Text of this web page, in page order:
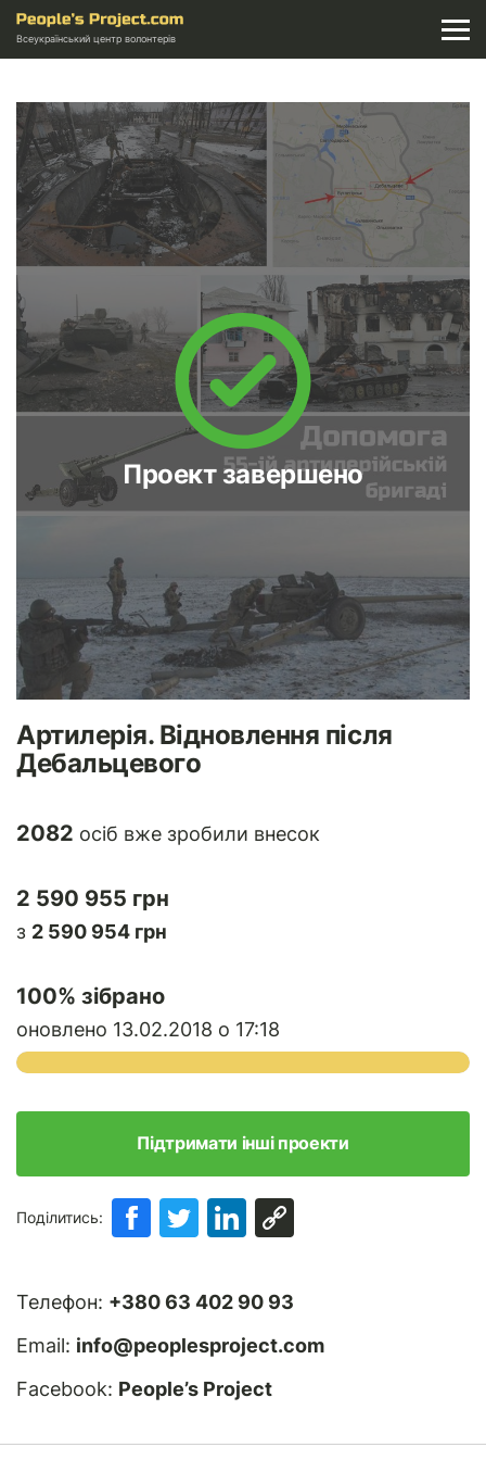
Всеукраїнський центр волонтерів
Проект завершено
Артилерія. Відновлення після
Дебальцевого
2082 осіб вже зробили внесок
2 590 955 грн
з 2 590 954 грн
100% зібрано
оновлено 13.02.2018 о 17:18
Підтримати інші проекти
Поділитись:
Телефон: +380 63 402 90 93
Email: info@peoplesproject.com
Facebook: People’s Project